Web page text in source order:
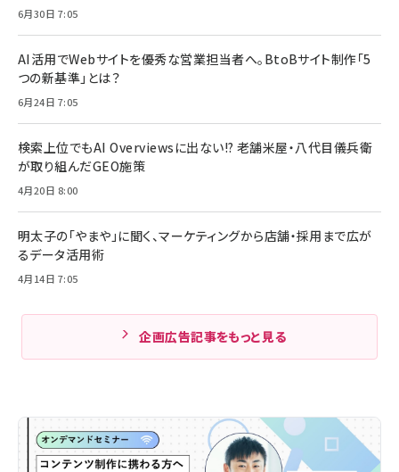
6月30日 7:05
AI活用でWebサイトを優秀な営業担当者へ。BtoBサイト制作「5
つの新基準」とは？
6月24日 7:05
検索上位でもAI Overviewsに出ない!? 老舗米屋・八代目儀兵衛
が取り組んだGEO施策
4月20日 8:00
明太子の「やまや」に聞く、マーケティングから店舗・採用まで広が
るデータ活用術
4月14日 7:05
企画広告記事をもっと見る